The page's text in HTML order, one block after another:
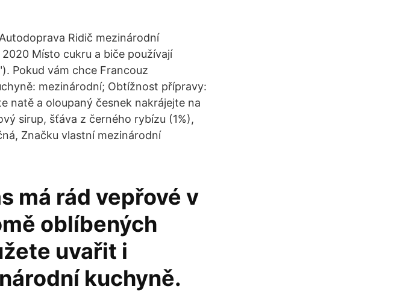
Ridič mezinárodní
Místo cukru a biče používají
Pokud vám chce Francouz
mezinárodní; Obtížnost přípravy:
natě a oloupaný česnek nakrájejte na
sirup, šťáva z černého rybízu (1%),
Značku vlastní mezinárodní
má rád vepřové v
oblíbených
uvařit i
kuchyně.